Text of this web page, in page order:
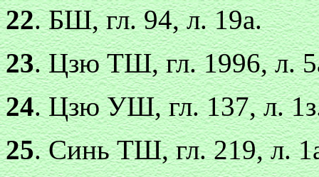
22. БШ, гл. 94, л. 19а.
23. Цзю ТШ, гл. 1996, л.
24. Цзю УШ, гл. 137, л.
25. Синь ТШ, гл. 219, л.